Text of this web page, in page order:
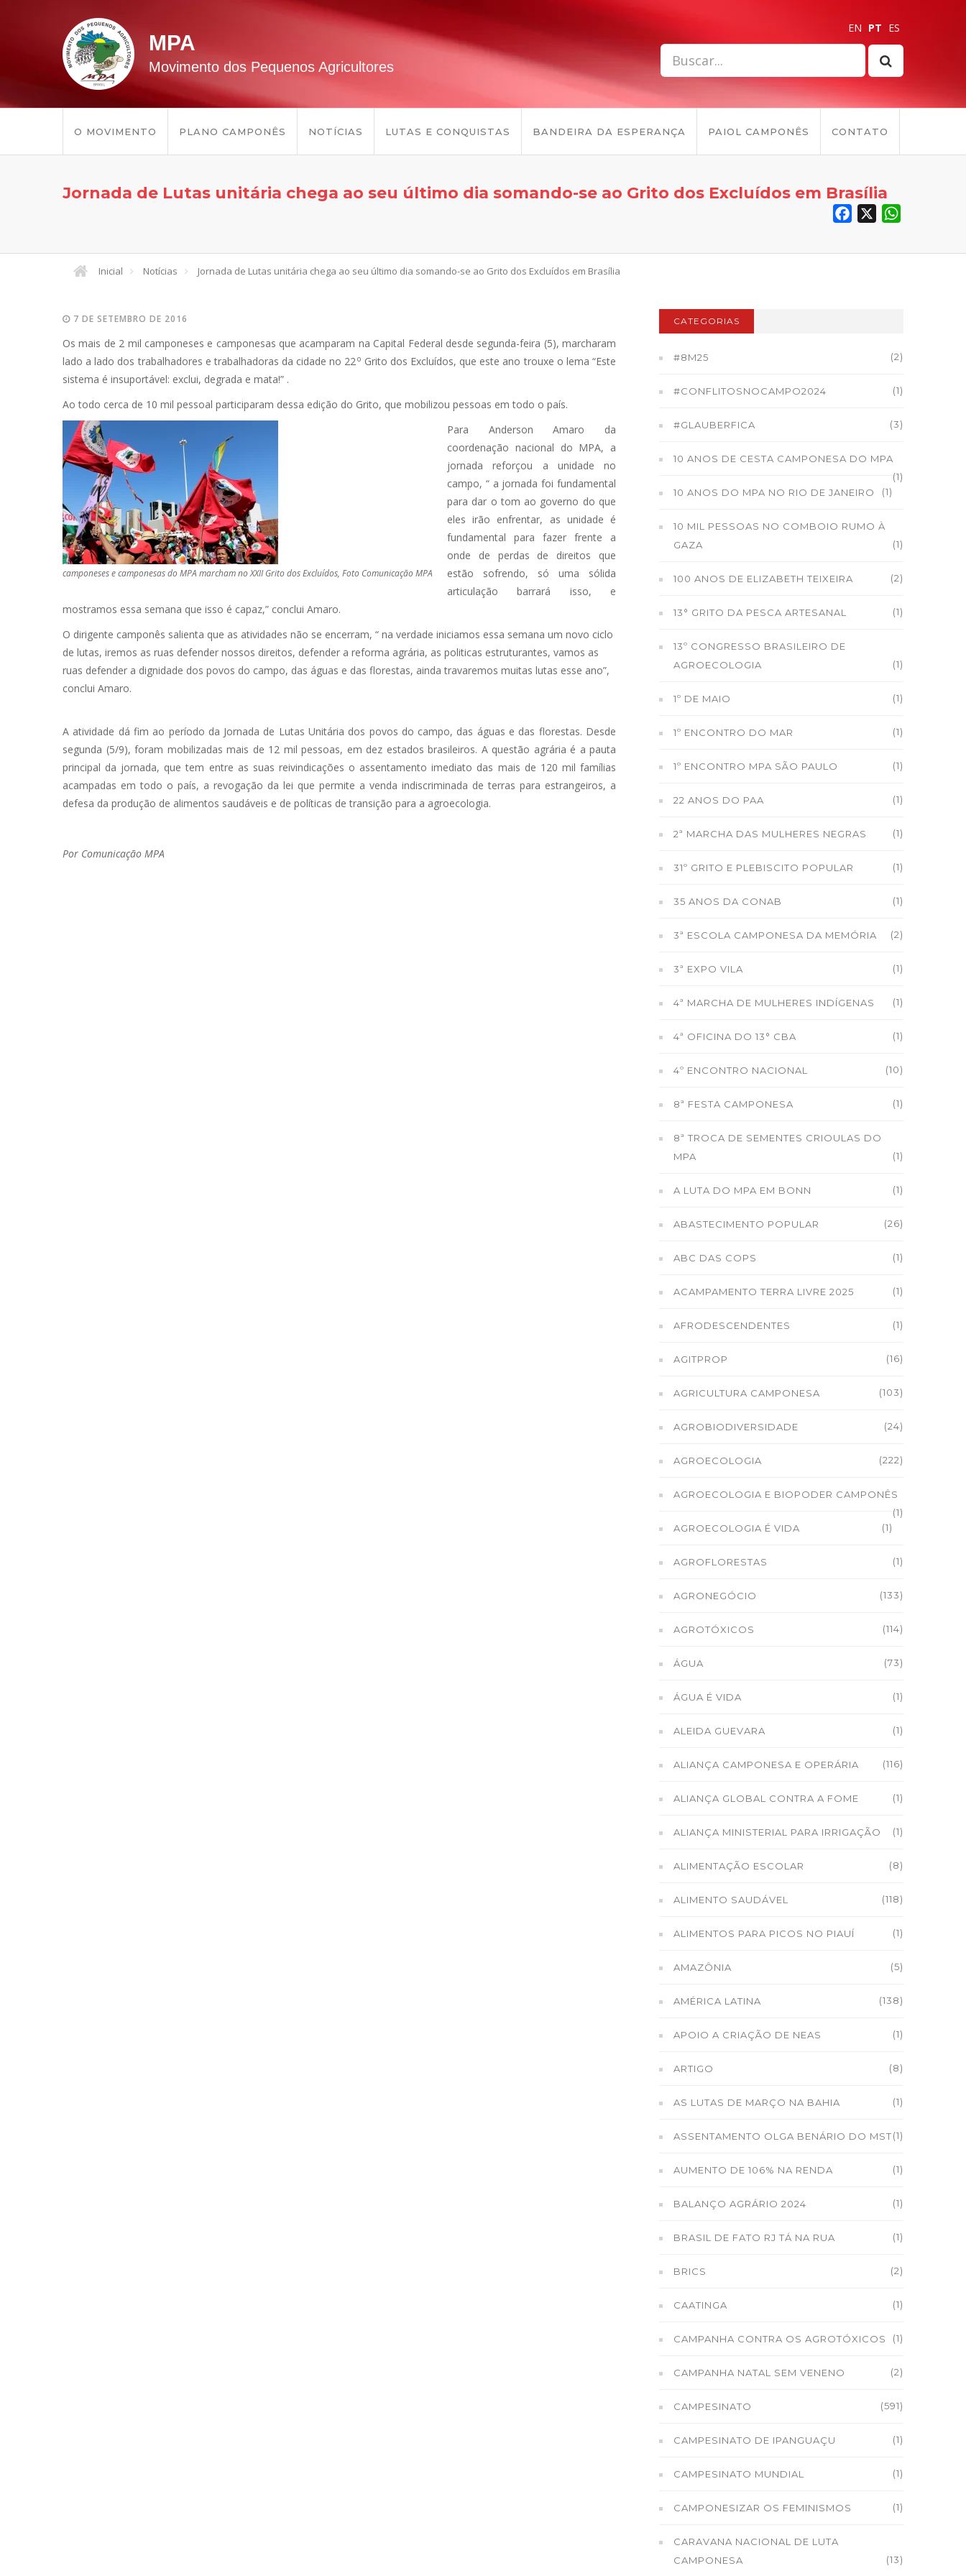
MPA
Movimento dos Pequenos Agricultores
EN PT ES
O MOVIMENTO PLANO CAMPONÊS NOTÍCIAS LUTAS E CONQUISTAS BANDEIRA DA ESPERANÇA PAIOL CAMPONÊS CONTATO
Jornada de Lutas unitária chega ao seu último dia somando-se ao Grito dos Excluídos em Brasília
Facebook
Inicial Notícias Jornada de Lutas unitária chega ao seu último dia somando-se ao Grito dos Excluídos em Brasília
7 DE SETEMBRO DE 2016
Os mais de 2 mil camponeses e camponesas que acamparam na Capital Federal desde segunda-feira (5), marcharam
lado a lado dos trabalhadores e trabalhadoras da cidade no 22o Grito dos Excluídos, que este ano trouxe o lema “Este
sistema é insuportável: exclui, degrada e mata!” .
Ao todo cerca de 10 mil pessoal participaram dessa edição do Grito, que mobilizou pessoas em todo o país.
camponeses e camponesas do MPA marcham no XXII Grito dos Excluídos, Foto Comunicação MPA
Para Anderson Amaro da
coordenação nacional do MPA, a
jornada reforçou a unidade no
campo, “ a jornada foi fundamental
para dar o tom ao governo do que
eles irão enfrentar, as unidade é
fundamental para fazer frente a
onde de perdas de direitos que
estão sofrendo, só uma sólida
articulação barrará isso, e
mostramos essa semana que isso é capaz,” conclui Amaro.
O dirigente camponês salienta que as atividades não se encerram, “ na verdade iniciamos essa semana um novo ciclo
de lutas, iremos as ruas defender nossos direitos, defender a reforma agrária, as politicas estruturantes, vamos as
ruas defender a dignidade dos povos do campo, das águas e das florestas, ainda travaremos muitas lutas esse ano”,
conclui Amaro.
A atividade dá fim ao período da Jornada de Lutas Unitária dos povos do campo, das águas e das florestas. Desde
segunda (5/9), foram mobilizadas mais de 12 mil pessoas, em dez estados brasileiros. A questão agrária é a pauta
principal da jornada, que tem entre as suas reivindicações o assentamento imediato das mais de 120 mil famílias
acampadas em todo o país, a revogação da lei que permite a venda indiscriminada de terras para estrangeiros, a
defesa da produção de alimentos saudáveis e de políticas de transição para a agroecologia.
Por Comunicação MPA
CATEGORIAS
#8M25 (2)
#CONFLITOSNOCAMPO2024 (1)
#GLAUBERFICA (3)
10 ANOS DE CESTA CAMPONESA DO MPA
(1)
10 ANOS DO MPA NO RIO DE JANEIRO
(1)
10 MIL PESSOAS NO COMBOIO RUMO À
GAZA
(1)
100 ANOS DE ELIZABETH TEIXEIRA (2)
13° GRITO DA PESCA ARTESANAL (1)
13º CONGRESSO BRASILEIRO DE
AGROECOLOGIA
(1)
1º DE MAIO (1)
1º ENCONTRO DO MAR (1)
1º ENCONTRO MPA SÃO PAULO (1)
22 ANOS DO PAA (1)
2ª MARCHA DAS MULHERES NEGRAS (1)
31º GRITO E PLEBISCITO POPULAR (1)
35 ANOS DA CONAB (1)
3ª ESCOLA CAMPONESA DA MEMÓRIA (2)
3ª EXPO VILA (1)
4ª MARCHA DE MULHERES INDÍGENAS (1)
4ª OFICINA DO 13° CBA (1)
4º ENCONTRO NACIONAL (10)
8ª FESTA CAMPONESA (1)
8ª TROCA DE SEMENTES CRIOULAS DO
MPA
(1)
A LUTA DO MPA EM BONN (1)
ABASTECIMENTO POPULAR (26)
ABC DAS COPS (1)
ACAMPAMENTO TERRA LIVRE 2025 (1)
AFRODESCENDENTES (1)
AGITPROP (16)
AGRICULTURA CAMPONESA (103)
AGROBIODIVERSIDADE (24)
AGROECOLOGIA (222)
AGROECOLOGIA E BIOPODER CAMPONÊS
(1)
AGROECOLOGIA É VIDA
(1)
AGROFLORESTAS (1)
AGRONEGÓCIO (133)
AGROTÓXICOS (114)
ÁGUA (73)
ÁGUA É VIDA (1)
ALEIDA GUEVARA (1)
ALIANÇA CAMPONESA E OPERÁRIA (116)
ALIANÇA GLOBAL CONTRA A FOME (1)
ALIANÇA MINISTERIAL PARA IRRIGAÇÃO (1)
ALIMENTAÇÃO ESCOLAR (8)
ALIMENTO SAUDÁVEL (118)
ALIMENTOS PARA PICOS NO PIAUÍ (1)
AMAZÔNIA (5)
AMÉRICA LATINA (138)
APOIO A CRIAÇÃO DE NEAS (1)
ARTIGO (8)
AS LUTAS DE MARÇO NA BAHIA (1)
ASSENTAMENTO OLGA BENÁRIO DO MST(1)
AUMENTO DE 106% NA RENDA (1)
BALANÇO AGRÁRIO 2024 (1)
BRASIL DE FATO RJ TÁ NA RUA (1)
BRICS (2)
CAATINGA (1)
CAMPANHA CONTRA OS AGROTÓXICOS (1)
CAMPANHA NATAL SEM VENENO (2)
CAMPESINATO (591)
CAMPESINATO DE IPANGUAÇU (1)
CAMPESINATO MUNDIAL (1)
CAMPONESIZAR OS FEMINISMOS (1)
CARAVANA NACIONAL DE LUTA
CAMPONESA
(13)